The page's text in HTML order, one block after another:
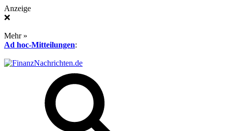
Anzeige
❌
Mehr »
Ad hoc-Mitteilungen: